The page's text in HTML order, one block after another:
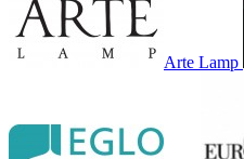
Arte Lamp